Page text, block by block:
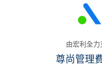
由宏利全力
尊尚管理